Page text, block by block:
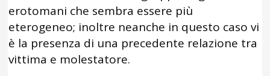
erotomani che sembra essere più
eterogeneo; inoltre neanche in questo caso vi
è la presenza di una precedente relazione tra
vittima e molestatore.